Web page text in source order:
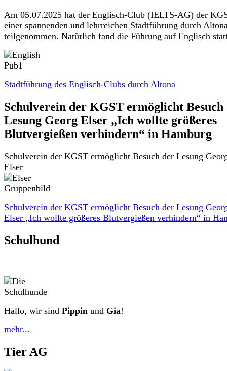
Am 05.07.2025 hat der Englisch-Club (IELTS-AG) der
einer spannenden und lehrreichen Stadtführung durch
teilgenommen. Natürlich fand die Führung auf Englisch
Stadtführung des Englisch-Clubs durch Altona
Schulverein der KGST ermöglicht Besuch
Lesung Georg Elser „Ich wollte größeres
Blutvergießen verhindern“ in Hamburg
Schulverein der KGST ermöglicht Besuch der Lesung
Elser
Schulverein der KGST ermöglicht Besuch der Lesung
Elser „Ich wollte größeres Blutvergießen verhindern“ in
Schulhund
Hallo, wir sind Pippin und Gia!
mehr...
Tier AG